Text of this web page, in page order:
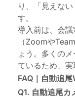
り、「見えな
す。
導入前は、会
（Zoomや
ょう。多くの
ているため、実
FAQ｜自動追
Q1. 自動追尾カ